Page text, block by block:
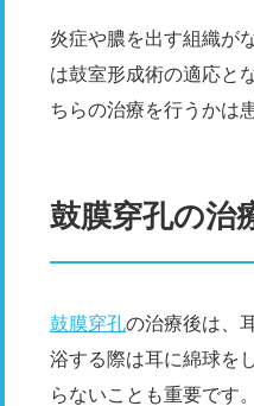
炎症や膿を出す組織が
は鼓室形成術の適応と
ちらの治療を行うかは
鼓膜穿孔の治
鼓膜穿孔の治療後は、
浴する際は耳に綿球を
らないことも重要です